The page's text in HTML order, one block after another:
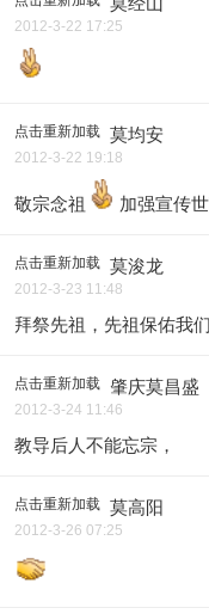
2012-3-22 17:25
点击重新加载 莫均安
2012-3-22 19:18
敬宗念祖 加强宣传
点击重新加载 莫浚龙
2012-3-23 11:48
拜祭先祖，先祖保佑我
点击重新加载 肇庆莫昌盛
2012-3-24 11:46
教导后人不能忘宗，
点击重新加载 莫高阳
2012-3-26 07:25